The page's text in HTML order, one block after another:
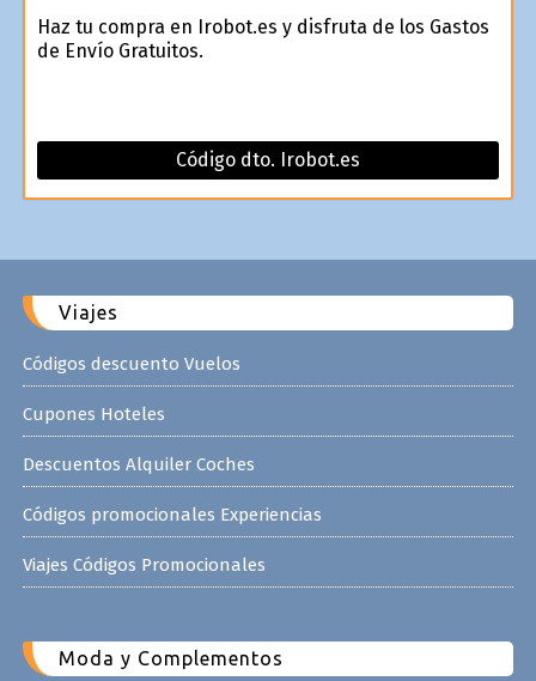
Haz tu compra en Irobot.es y disfruta de los Gastos
de Envío Gratuitos.
Código dto. Irobot.es
Viajes
Códigos descuento Vuelos
Cupones Hoteles
Descuentos Alquiler Coches
Códigos promocionales Experiencias
Viajes Códigos Promocionales
Moda y Complementos